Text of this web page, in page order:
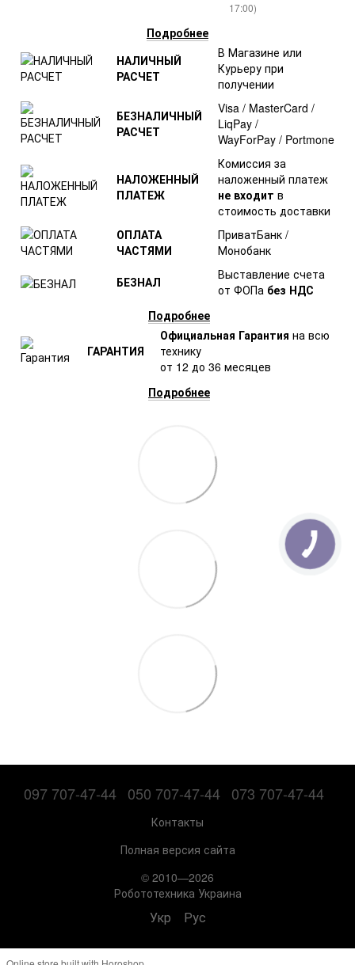
17:00)
Подробнее
НАЛИЧНЫЙ
РАСЧЕТ
В Магазине или
Курьеру при
получении
БЕЗНАЛИЧНЫЙ
РАСЧЕТ
Visa / MasterCard /
LiqPay /
WayForPay / Portmone
НАЛОЖЕННЫЙ
ПЛАТЕЖ
Комиссия за
наложенный платеж
не входит в
стоимость доставки
ОПЛАТА
ЧАСТЯМИ
ПриватБанк /
Монобанк
БЕЗНАЛ
Выставление счета
от ФОПа без НДС
Подробнее
ГАРАНТИЯ
Официальная Гарантия на всю
технику
от 12 до 36 месяцев
Подробнее
097 707-47-44 050 707-47-44 073 707-47-44
Контакты
Полная версия сайта
© 2010—2026
Робототехника Украина
Укр Рус